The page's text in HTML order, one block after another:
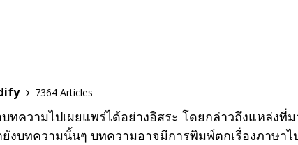
7364 Articles
ทความไปเผยแพร่ได้อย่างอิสระ โดยกล่าวถึงแหล่งที่ม
งบทความนั้นๆ บทความอาจมีการพิมพ์ตกเรื่องภาษาไ